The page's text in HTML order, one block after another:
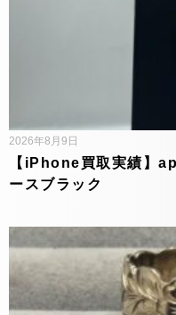
【iPhone買取実績】
ースブラック
2026年8月9日